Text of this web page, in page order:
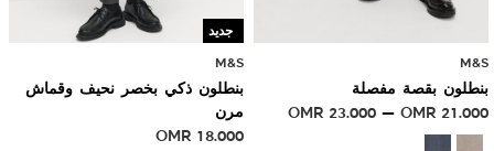
M&S
بنطلون بقصة مفصلة
OMR 21.000
OMR 23.000
جديد
M&S
بنطلون ذكي بخصر نحيف وقماش
مرن
OMR 18.000